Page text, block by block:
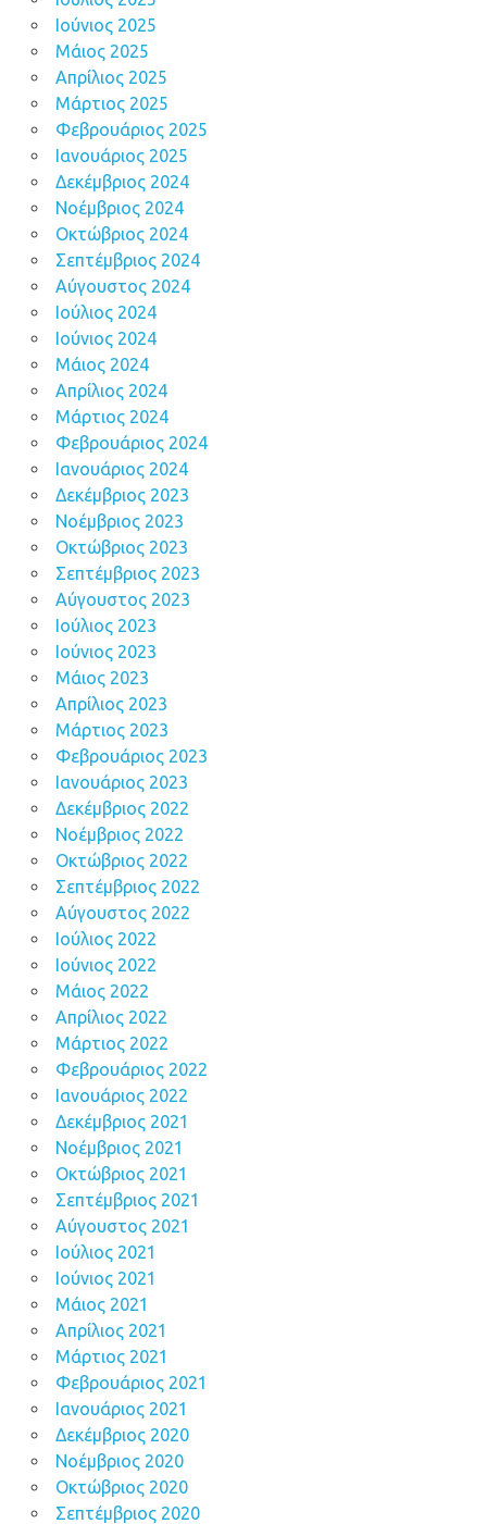
Ιούνιος 2025
Μάιος 2025
Απρίλιος 2025
Μάρτιος 2025
Φεβρουάριος 2025
Ιανουάριος 2025
Δεκέμβριος 2024
Νοέμβριος 2024
Οκτώβριος 2024
Σεπτέμβριος 2024
Αύγουστος 2024
Ιούλιος 2024
Ιούνιος 2024
Μάιος 2024
Απρίλιος 2024
Μάρτιος 2024
Φεβρουάριος 2024
Ιανουάριος 2024
Δεκέμβριος 2023
Νοέμβριος 2023
Οκτώβριος 2023
Σεπτέμβριος 2023
Αύγουστος 2023
Ιούλιος 2023
Ιούνιος 2023
Μάιος 2023
Απρίλιος 2023
Μάρτιος 2023
Φεβρουάριος 2023
Ιανουάριος 2023
Δεκέμβριος 2022
Νοέμβριος 2022
Οκτώβριος 2022
Σεπτέμβριος 2022
Αύγουστος 2022
Ιούλιος 2022
Ιούνιος 2022
Μάιος 2022
Απρίλιος 2022
Μάρτιος 2022
Φεβρουάριος 2022
Ιανουάριος 2022
Δεκέμβριος 2021
Νοέμβριος 2021
Οκτώβριος 2021
Σεπτέμβριος 2021
Αύγουστος 2021
Ιούλιος 2021
Ιούνιος 2021
Μάιος 2021
Απρίλιος 2021
Μάρτιος 2021
Φεβρουάριος 2021
Ιανουάριος 2021
Δεκέμβριος 2020
Νοέμβριος 2020
Οκτώβριος 2020
Σεπτέμβριος 2020